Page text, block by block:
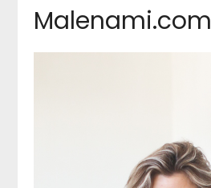
Malenami.com